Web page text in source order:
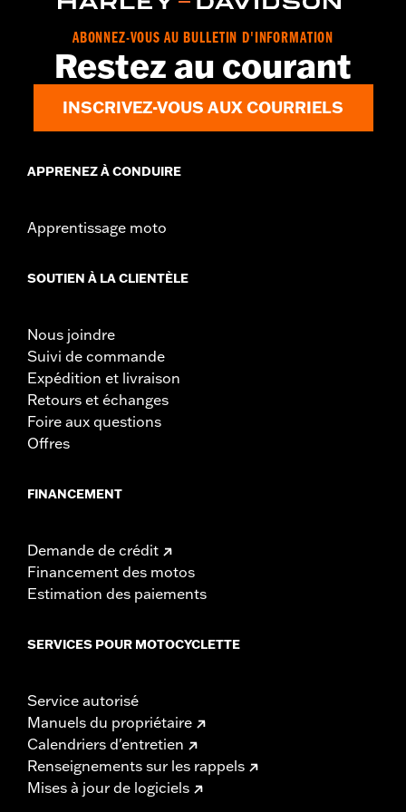
Contenu de la boîte:Rotor et matériel de montage chromé
GARANTIE:Garantie limitée de 1 an – Accédez àwww.h-
d.com/warranty
pour obtenir tous les détails
ABONNEZ-VOUS AU BULLETIN D'INFORMATION
Restez au courant
INSCRIVEZ-VOUS AUX COURRIELS
APPRENEZ À CONDUIRE
Apprentissage moto
SOUTIEN À LA CLIENTÈLE
Nous joindre
Suivi de commande
Expédition et livraison
Retours et échanges
Foire aux questions
Offres
FINANCEMENT
Demande de crédit
Financement des motos
Estimation des paiements
SERVICES POUR MOTOCYCLETTE
Service autorisé
Manuels du propriétaire
Calendriers d'entretien
Renseignements sur les rappels
Mises à jour de logiciels